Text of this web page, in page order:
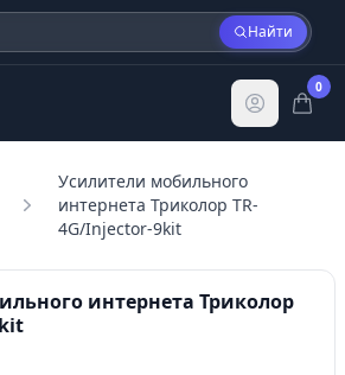
Найти
0
Усилители мобильного
интернета Триколор TR-
4G/Injector-9kit
интернета Триколор